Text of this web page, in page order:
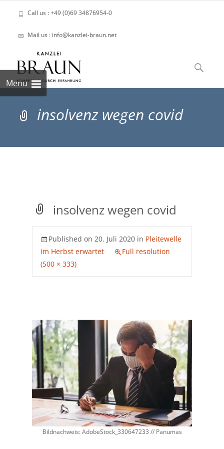
Call us : +49 (0)69 34876954-0
Mail us : info@kanzlei-braun.net
Menu
to
content
Suchen
nach:
insolvenz wegen covid
insolvenz wegen covid
Published on 20. Juli 2020 in Pleitewelle
im Herbst erwartet
Full resolution
(500 × 333)
Bildnachweis: AdobeStock_330647233 // Panumas